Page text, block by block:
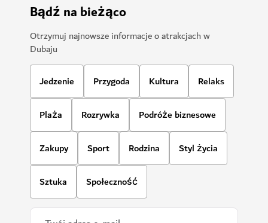
Bądź na bieżąco
Otrzymuj najnowsze informacje o atrakcjach w
Dubaju
Jedzenie Przygoda Kultura Relaks
Plaża Rozrywka Podróże biznesowe
Zakupy Sport Rodzina Styl życia
Sztuka Społeczność